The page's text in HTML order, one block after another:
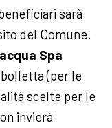
sarà
del Comune.
Spa
(per le
scelte per le
invierà